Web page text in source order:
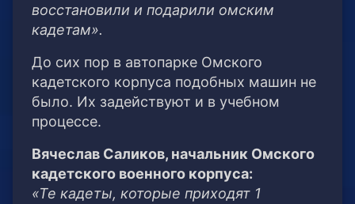
восстановили и подарили омским
кадетам».
До сих пор в автопарке Омского
кадетского корпуса подобных машин не
было. Их задействуют и в учебном
процессе.
Вячеслав Саликов, начальник Омского
кадетского военного корпуса:
«Те кадеты, которые приходят 1